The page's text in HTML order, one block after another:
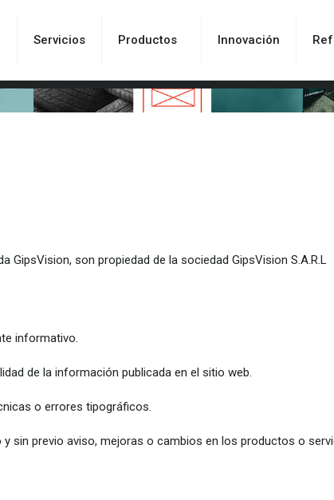
Servicios Productos Innovación
son propiedad de la sociedad GipsVision S.A.R.L
informativo.
de la información publicada en el sitio web.
o errores tipográficos.
sin previo aviso, mejoras o cambios en los productos o